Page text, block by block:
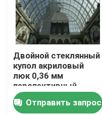
Дом
Двойной стеклянный
купол акриловый
люк 0,36 мм
перспективный
купол люк 0,6 мм
Отправить запрос